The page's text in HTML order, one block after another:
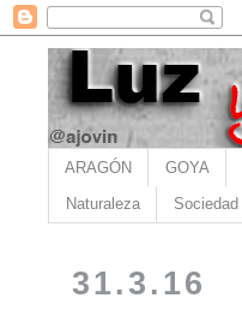
ARAGÓN GOYA
Naturaleza Sociedad
31.3.16